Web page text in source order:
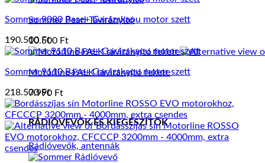
Sommer Pearl Távirányító
10.500 Ft
Motorline FALK távirányító fekete
7.990 Ft
RÁDIÓVEVŐK ÉS KIEGÉSZÍTŐK
Rádióvevők, antennák
Sommer 9080 Base+ Garázskapu motor szett
190.500 Ft
Sommer 9110 Base+ Garázskapu motor szett
218.500Ft